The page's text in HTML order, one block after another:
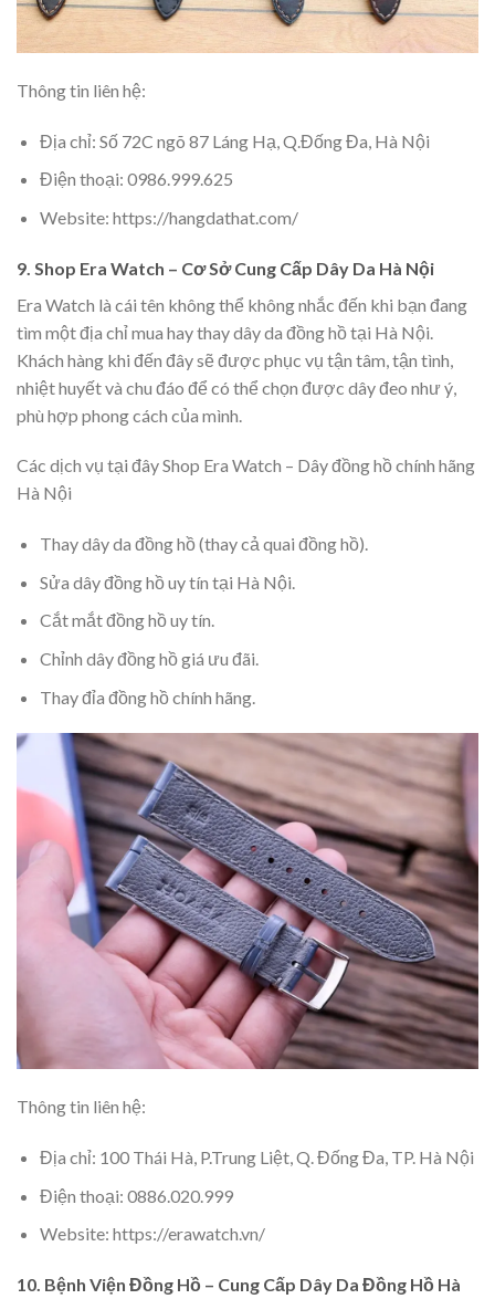
Thông tin liên hệ:
Địa chỉ: Số 72C ngõ 87 Láng Hạ, Q.Đống Đa, Hà Nội
Điện thoại: 0986.999.625
Website: https://hangdathat.com/
9. Shop Era Watch – Cơ Sở Cung Cấp Dây Da Hà Nội
Era Watch là cái tên không thể không nhắc đến khi bạn đang
tìm một địa chỉ mua hay thay dây da đồng hồ tại Hà Nội.
Khách hàng khi đến đây sẽ được phục vụ tận tâm, tận tình,
nhiệt huyết và chu đáo để có thể chọn được dây đeo như ý,
phù hợp phong cách của mình.
Các dịch vụ tại đây Shop Era Watch – Dây đồng hồ chính hãng
Hà Nội
Thay dây da đồng hồ (thay cả quai đồng hồ).
Sửa dây đồng hồ uy tín tại Hà Nội.
Cắt mắt đồng hồ uy tín.
Chỉnh dây đồng hồ giá ưu đãi.
Thay đỉa đồng hồ chính hãng.
Thông tin liên hệ:
Địa chỉ: 100 Thái Hà, P.Trung Liệt, Q. Đống Đa, TP. Hà Nội
Điện thoại: 0886.020.999
Website: https://erawatch.vn/
10. Bệnh Viện Đồng Hồ – Cung Cấp Dây Da Đồng Hồ Hà